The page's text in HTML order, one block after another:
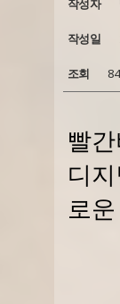
작성자
작성일
조회 84
빨
디
로